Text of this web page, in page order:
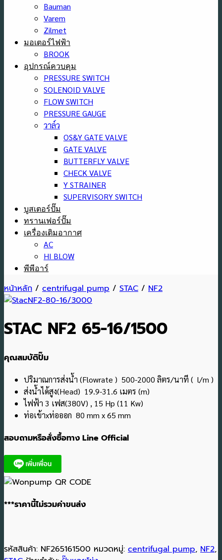
Bauman
Varem
Zilmet
มอเตอร์ไฟฟ้า
BROOK
อุปกรณ์ควบคุม
PRESSURE SWITCH
SOLENOID VALVE
FLOW SWITCH
PRESSURE GAUGE
วาล์ว
OS&Y GATE VALVE
GATE VALVE
BUTTERFLY VALVE
CHECK VALVE
Y STRAINER
SUPERVISORY SWITCH
บูสเตอร์ปั๊ม
ทรานเฟอร์ปั๊ม
เครื่องเติมอากาศ
AC
HI BLOW
พีพีอาร์
หน้าหลัก / centrifugal pump / STAC / NF2
STAC NF2 65-16/1500
คุณสมบัติปั๊ม
ปริมาณการส่งน้ำ (Flowrate ) 500-2000 ลิตร/นาที ( l/m )
ส่งน้ำได้สูง(Head) 19.9-31.6 เมตร (m)
ไฟฟ้า 3 เฟส(380V) , 15 Hp (11 Kw)
ท่อเข้าxท่อออก 80 mm x 65 mm
สอบถามหรือสั่งซื้อทาง Line Official
***ราคานี้ไม่รวมค่าขนส่ง
รหัสสินค้า: NF265161500 หมวดหมู่: centrifugal pump, NF2,